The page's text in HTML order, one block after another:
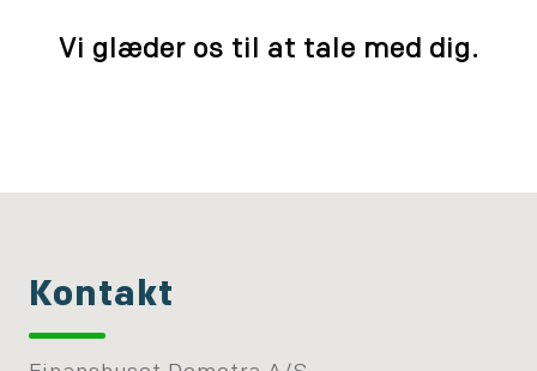
Vi glæder os til at tale med dig.
Kontakt